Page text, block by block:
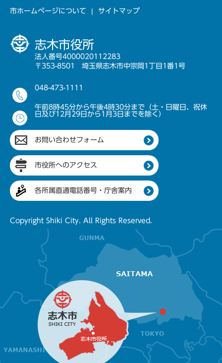
市ホームページについて サイトマップ
志木市役所
法人番号4000020112283
〒353-8501 埼玉県志木市中宗岡1丁目1番1号
048-473-1111
午前8時45分から午後4時30分まで（土・日曜日、祝休
日及び12月29日から1月3日までを除く）
お問い合わせフォーム
市役所へのアクセス
各所属直通電話番号・庁舎案内
Copyright Shiki City. All Rights Reserved.